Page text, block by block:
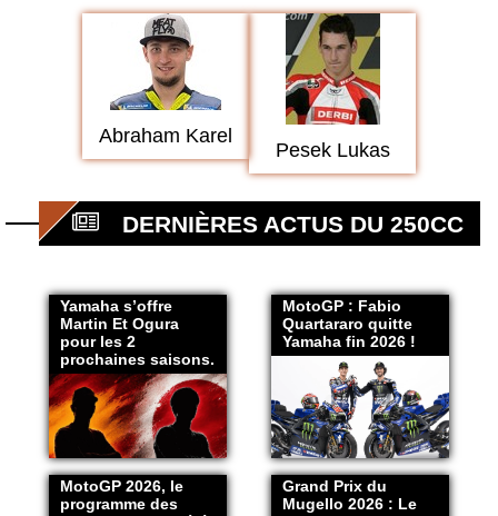
Abraham Karel
Pesek Lukas
DERNIÈRES ACTUS DU 250CC
Yamaha s’offre
Martin Et Ogura
pour les 2
prochaines saisons.
MotoGP : Fabio
Quartararo quitte
Yamaha fin 2026 !
MotoGP 2026, le
programme des
Grand Prix du
Mugello 2026 : Le